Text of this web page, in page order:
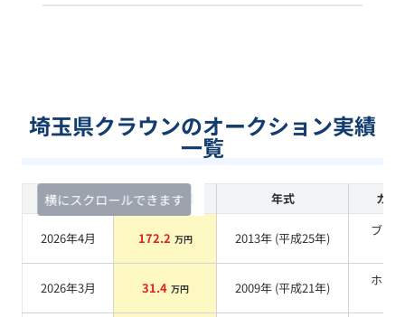
埼玉県クラウンのオークション実績
一覧
横にスクロールできます
査定時期 セルカ実績 年式 カラ
2026年4月 172.2 万円 2013年 (平成25年)
ブラ
2026年3月 31.4 万円 2009年 (平成21年)
ホワ